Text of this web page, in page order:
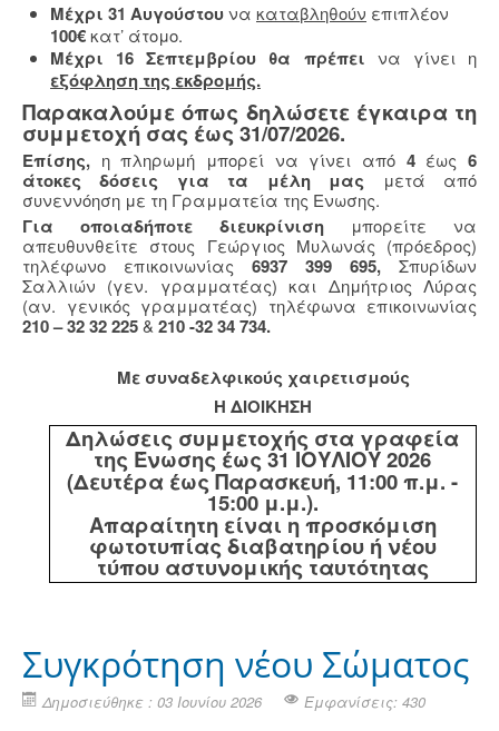
Μέχρι 31 Αυγούστουνα καταβληθούν επιπλέον
100€κατ’ άτομο.
Μέχρι 16 Σεπτεμβρίου θα πρέπει να γίνει η
εξόφληση της εκδρομής.
Παρακαλούμε όπως δηλώσετε έγκαιρα τη
συμμετοχή σας έως 31/07/2026.
Επίσης, η πληρωμή μπορεί να γίνει από 4 έως6
άτοκες δόσεις για τα μέλη μας
μετά από
συνεννόηση με τη Γραμματεία της Ενωσης.
Για οποιαδήποτε διευκρίνιση
μπορείτε να
απευθυνθείτε στους Γεώργιος Μυλωνάς (πρόεδρος)
τηλέφωνο επικοινωνίας 6937 399 695, Σπυρίδων
Σαλλιών (γεν. γραμματέας) και Δημήτριος Λύρας
(αν. γενικός γραμματέας) τηλέφωνα επικοινωνίας
210 – 32 32 225& 210 -32 34 734.
Με συναδελφικούς χαιρετισμούς
Η ΔΙΟΙΚΗΣΗ
Δηλώσεις συμμετοχής στα γραφεία
της Ένωσης έως 31 ΙΟΥΛΙΟΥ 2026
(Δευτέρα έως Παρασκευή, 11:00 π.μ. -
15:00 μ.μ.).
Απαραίτητη είναι η προσκόμιση
φωτοτυπίας διαβατηρίου ή νέου
τύπου αστυνομικής ταυτότητας
Συγκρότηση νέου Σώματος
Δημοσιεύθηκε : 03 Ιουνίου 2026 Εμφανίσεις: 430